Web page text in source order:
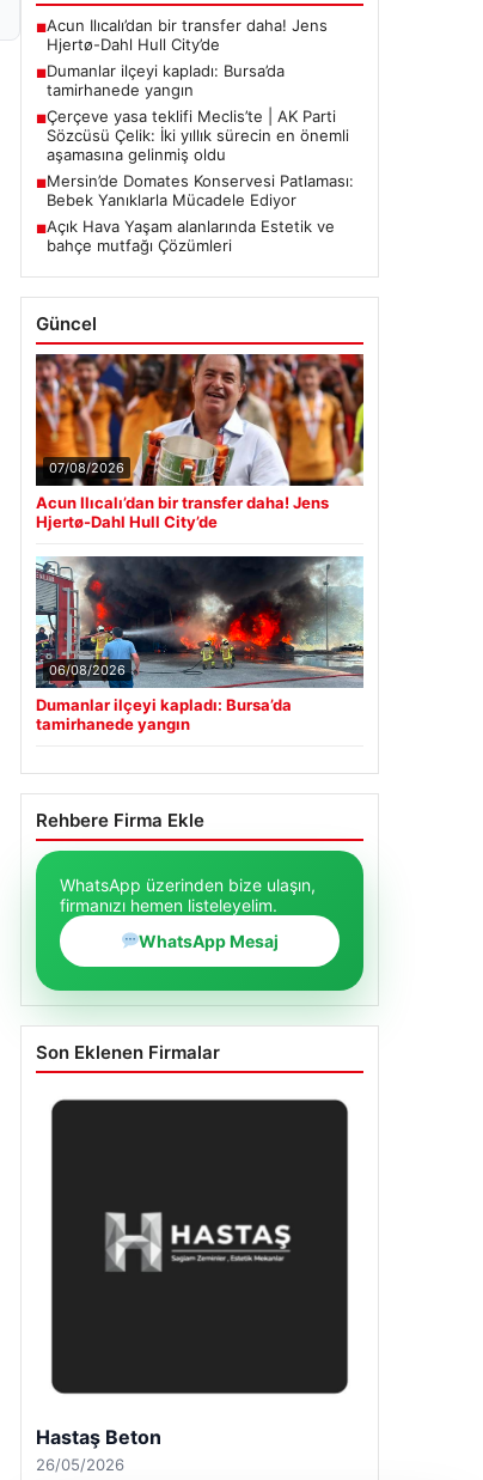
■Acun Ilıcalı’dan bir transfer daha! Jens
Hjertø-Dahl Hull City’de
■Dumanlar ilçeyi kapladı: Bursa’da
tamirhanede yangın
■Çerçeve yasa teklifi Meclis’te | AK Parti
Sözcüsü Çelik: İki yıllık sürecin en önemli
aşamasına gelinmiş oldu
■Mersin’de Domates Konservesi Patlaması:
Bebek Yanıklarla Mücadele Ediyor
■Açık Hava Yaşam alanlarında Estetik ve
bahçe mutfağı Çözümleri
Güncel
07/08/2026
Acun Ilıcalı’dan bir transfer daha! Jens
Hjertø-Dahl Hull City’de
06/08/2026
Dumanlar ilçeyi kapladı: Bursa’da
tamirhanede yangın
Rehbere Firma Ekle
WhatsApp üzerinden bize ulaşın,
firmanızı hemen listeleyelim.
WhatsApp Mesaj
Son Eklenen Firmalar
Enes Kaplan Avukatlık Bürosu
28/04/2026